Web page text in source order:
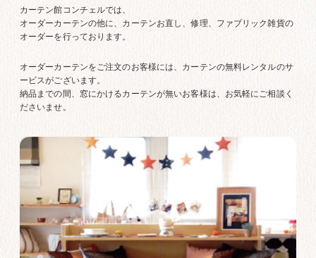
カーテン館コンチェルでは、
オーダーカーテンの他に、カーテンお直し、修理、ファブリック雑貨の
オーダーを行っております。
オーダーカーテンをご注文のお客様には、カーテンの無料レンタルのサ
ービスがございます。
納品までの間、窓にかけるカーテンが無いお客様は、お気軽にご相談く
ださいませ。